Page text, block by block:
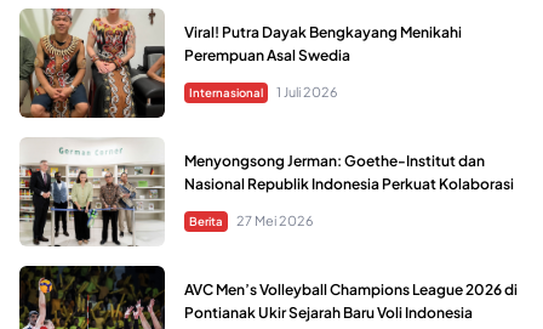
Viral! Putra Dayak Bengkayang Menikahi
Perempuan Asal Swedia
Internasional 1 Juli 2026
Menyongsong Jerman: Goethe-Institut dan
Nasional Republik Indonesia Perkuat Kolaborasi
Berita 27 Mei 2026
AVC Men’s Volleyball Champions League 2026 di
Pontianak Ukir Sejarah Baru Voli Indonesia